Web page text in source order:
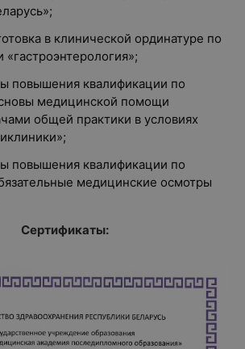
в клинической ординатуре по
«гастроэнтерология»;
повышения квалификации по
медицинской помощи
общей практики в условиях
повышения квалификации по
медицинские осмотры
Сертификаты: